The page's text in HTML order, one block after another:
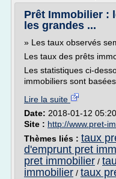
Prêt Immobilier :
les grandes ...
» Les taux observés
Les taux des prêts
Les statistiques ci-
immobiliers sont
Lire la suite
Date: 2018-01-12
Site : http://www.pret-
Thèmes liés : taux
d'emprunt pret
pret immobilier /
immobilier / taux